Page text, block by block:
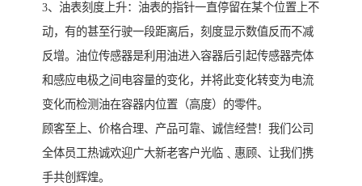
3、油表刻度上升：油表的指针一直停留在某个位置上不
动，有的甚至行驶一段距离后，刻度显示数值反而不减
反增。油位传感器是利用油进入容器后引起传感器壳体
和感应电极之间电容量的变化，并将此变化转变为电流
变化而检测油在容器内位置（高度）的零件。
顾客至上、价格合理、产品可靠、诚信经营！我们公司
全体员工热诚欢迎广大新老客户光临﹑惠顾、让我们携
手共创辉煌。